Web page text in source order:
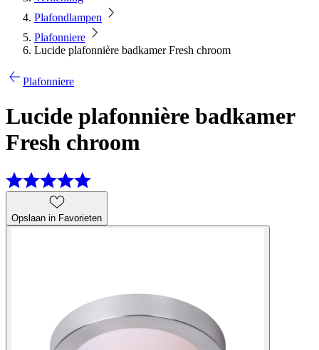
Plafondlampen
Plafonniere
Lucide plafonnière badkamer Fresh chroom
Plafonniere
Lucide plafonnière badkamer
Fresh chroom
Opslaan in Favorieten